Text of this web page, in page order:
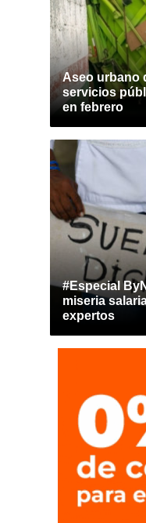
Aseo urbano
servicios
en febrero
#Especial
miseria
expertos